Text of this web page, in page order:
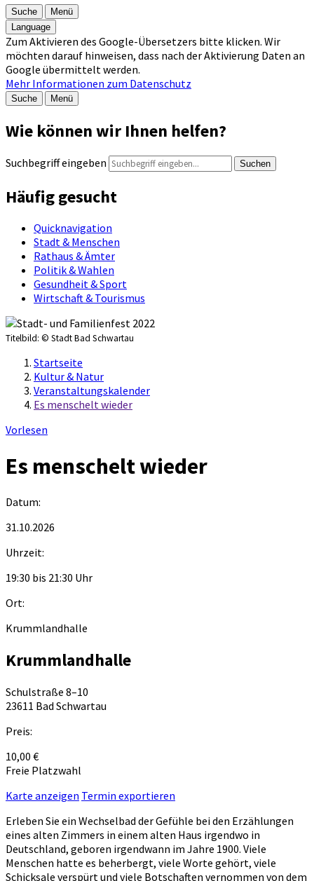
Suche
Menü
Language
Zum Aktivieren des Google-Übersetzers bitte klicken. Wir
möchten darauf hinweisen, dass nach der Aktivierung Daten an
Google übermittelt werden.
Mehr Informationen zum Datenschutz
Suche Menü
Wie können wir Ihnen helfen?
Suchbegriff eingeben Suchen
Häufig gesucht
Quicknavigation
Stadt & Menschen
Rathaus & Ämter
Politik & Wahlen
Gesundheit & Sport
Wirtschaft & Tourismus
Titelbild: © Stadt Bad Schwartau
Startseite
Kultur & Natur
Veranstaltungskalender
Es menschelt wieder
Vorlesen
Es menschelt wieder
Datum:
31.10.2026
Uhrzeit:
19:30 bis 21:30 Uhr
Ort:
Krummlandhalle
Krummlandhalle
Schulstraße 8–10
23611 Bad Schwartau
Preis:
10,00 €
Freie Platzwahl
Karte anzeigen Termin exportieren
Erleben Sie ein Wechselbad der Gefühle bei den Erzählungen
eines alten Zimmers in einem alten Haus irgendwo in
Deutschland, geboren irgendwann im Jahre 1900. Viele
Menschen hatte es beherbergt, viele Worte gehört, viele
Schicksale verspürt und viele Botschaften vernommen von dem